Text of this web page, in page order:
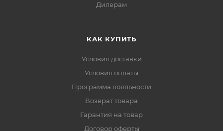
Дилерам
КАК КУПИТЬ
Условия доставки
Условия оплаты
Программа лояльности
Возврат товара
Гарантия на товар
Договор оферты